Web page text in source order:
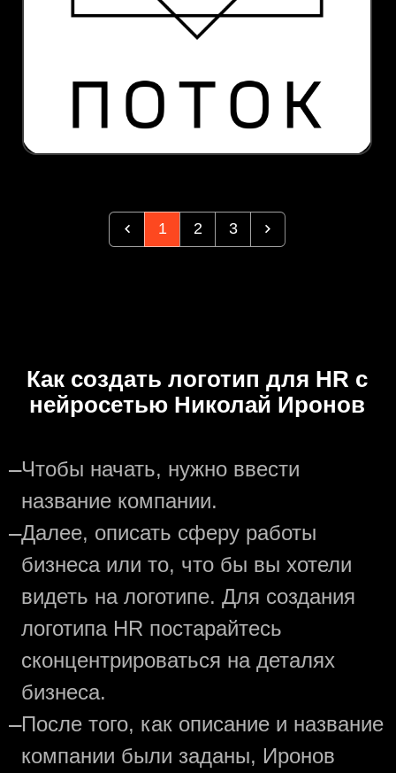
1 2 3
Как создать логотип для HR с
нейросетью Николай Иронов
—Чтобы начать, нужно ввести
название компании.
—Далее, описать сферу работы
бизнеса или то, что бы вы хотели
видеть на логотипе. Для создания
логотипа HR постарайтесь
сконцентрироваться на деталях
бизнеса.
—После того, как описание и название
компании были заданы, Иронов